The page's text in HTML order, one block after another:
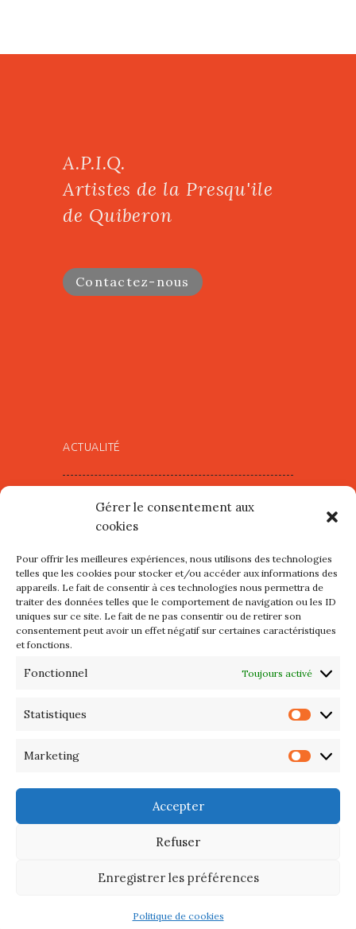
Gérer le consentement aux
cookies
Pour offrir les meilleures expériences, nous utilisons des technologies
telles que les cookies pour stocker et/ou accéder aux informations des
appareils. Le fait de consentir à ces technologies nous permettra de
traiter des données telles que le comportement de navigation ou les ID
uniques sur ce site. Le fait de ne pas consentir ou de retirer son
consentement peut avoir un effet négatif sur certaines caractéristiques
et fonctions.
Fonctionnel Toujours activé
Statistiques
Marketing
Accepter
Refuser
Enregistrer les préférences
Politique de cookies
A.P.I.Q.
Artistes de la Presqu'ile
de Quiberon
Contactez-nous
ACTUALITÉ
mercredi 12 et jeudi 13 août
2026
Les petits formats du Port
d’Orange : Mercredi 22 juillet de
10h à 20h
2026 – Maison du Phare de
d’artistes – 13 et 14 Septembre